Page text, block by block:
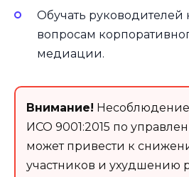
Обучать руководителей
вопросам
медиации.
Внимание!
ИСО 9001:2015 по
может привести к
участников и ухудшению